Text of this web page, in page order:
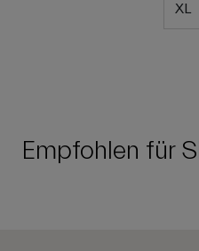
XL
Empfohlen für